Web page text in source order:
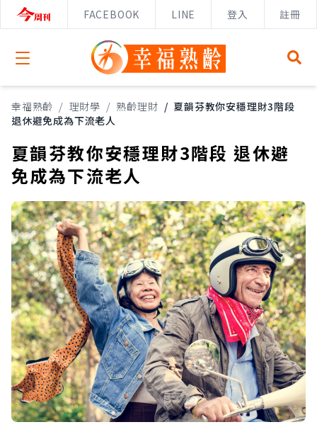
FACEBOOK LINE 登入 註冊
Open menu
幸福熟齡 / 理財學 / 熟齡理財 / 夏韻芬教你安穩理財3階段
退休避免成為下流老人
夏韻芬教你安穩理財3階段 退休避
免成為下流老人